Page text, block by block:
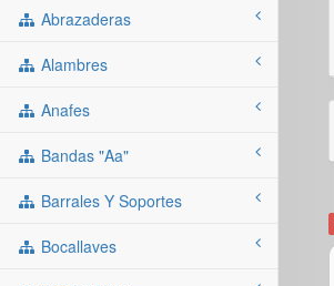
Abrazaderas
Alambres
Anafes
Bandas "aa"
Barrales Y Soportes
Bocallaves